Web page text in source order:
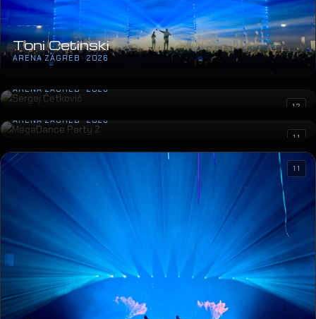
Toni Cetinski
ARENA ZAGREB · 2026
ARENA ZAGREB · 2026
12
MegaDance Party 2
ARENA ZAGREB · 2026
11
11